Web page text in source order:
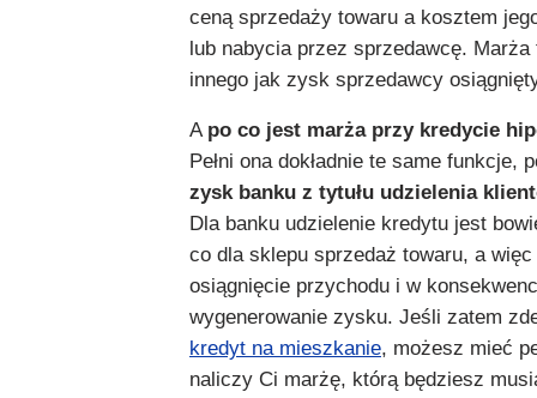
ceną sprzedaży towaru a kosztem
lub nabycia przez sprzedawcę.
innego jak zysk sprzedawcy
A po co jest marża przy kredycie
Pełni ona dokładnie te same funkcje,
zysk banku z tytułu udzielenia
Dla banku udzielenie kredytu jest
co dla sklepu sprzedaż towaru, a
osiągnięcie przychodu i w
wygenerowanie zysku. Jeśli zatem
kredyt na mieszkanie, możesz mieć
naliczy Ci marżę, którą będziesz